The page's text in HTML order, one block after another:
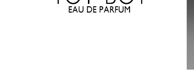
Australian Gold